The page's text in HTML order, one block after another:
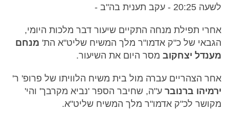
לשעה 20:25 - עקב תענית בה"ב -
אחרי תפילת מנחה התקיים שיעור דבר מלכות היומי,
הגבאי של כ"ק אדמו"ר מלך המשיח שליט"א הת' מנחם
מענדל יצחקוב מסר היום את השיעור.
אחר הצהריים עברה מול בית משיח הלוויתו של פרופ' ר'
ירמיהו ברנובר ע"ה, שחיבר הספר 'נביא מקרבך' והי'
מקושר לכ"ק אדמו"ר מלך המשיח שליט"א.